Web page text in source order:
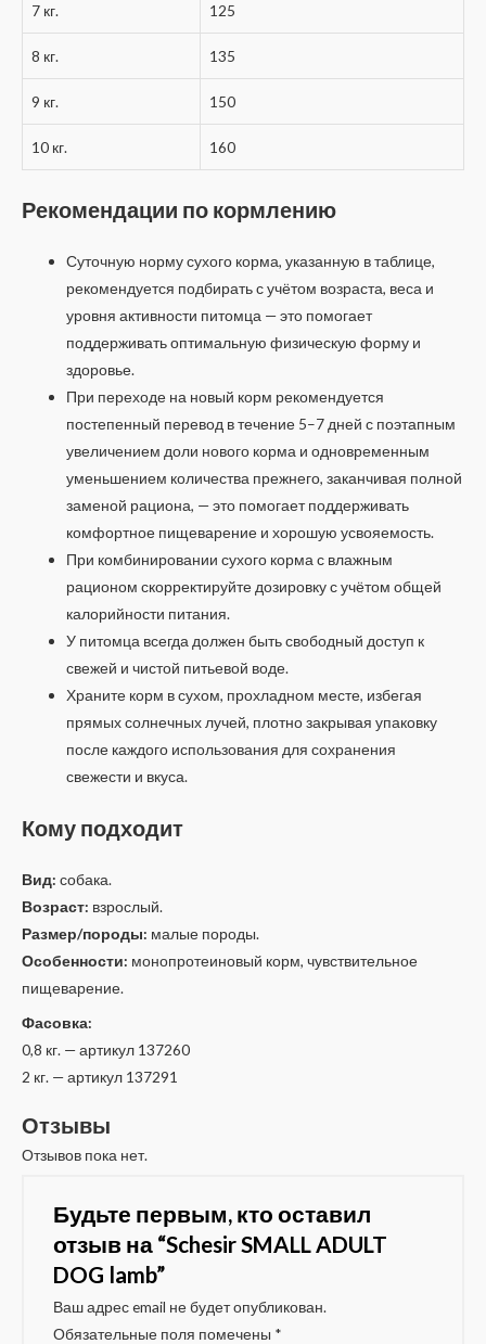
7 кг. 125
8 кг. 135
9 кг. 150
10 кг. 160
Рекомендации по кормлению
Суточную норму сухого корма, указанную в таблице,
рекомендуется подбирать с учётом возраста, веса и
уровня активности питомца — это помогает
поддерживать оптимальную физическую форму и
здоровье.
При переходе на новый корм рекомендуется
постепенный перевод в течение 5–7 дней с поэтапным
увеличением доли нового корма и одновременным
уменьшением количества прежнего, заканчивая полной
заменой рациона, — это помогает поддерживать
комфортное пищеварение и хорошую усвояемость.
При комбинировании сухого корма с влажным
рационом скорректируйте дозировку с учётом общей
калорийности питания.
У питомца всегда должен быть свободный доступ к
свежей и чистой питьевой воде.
Храните корм в сухом, прохладном месте, избегая
прямых солнечных лучей, плотно закрывая упаковку
после каждого использования для сохранения
свежести и вкуса.
Кому подходит
Вид: собака.
Возраст: взрослый.
Размер/породы: малые породы.
Особенности: монопротеиновый корм, чувствительное
пищеварение.
Фасовка:
0,8 кг. — артикул 137260
2 кг. — артикул 137291
Отзывы
Отзывов пока нет.
Будьте первым, кто оставил
отзыв на “Schesir SMALL ADULT
DOG lamb”
Ваш адрес email не будет опубликован.
Обязательные поля помечены *